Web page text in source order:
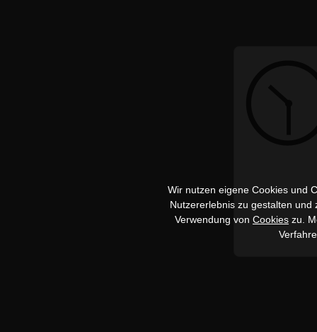
Wir nutzen eigene Cookies und
Nutzererlebnis zu gestalten
Verwendung von Cookies zu.